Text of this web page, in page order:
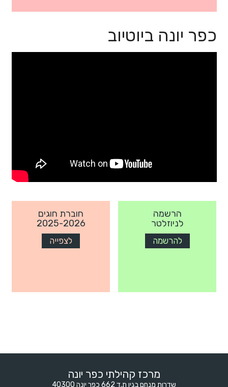
כפר יונה ביוטיוב
הרשמה
לניוזלטר
להרשמה
חוברת חוגים
2025-2026
לצפייה
מרכז קהילתי כפר יונה
שדרות מנחם בגין ת.ד 662 כפר יונה 40300